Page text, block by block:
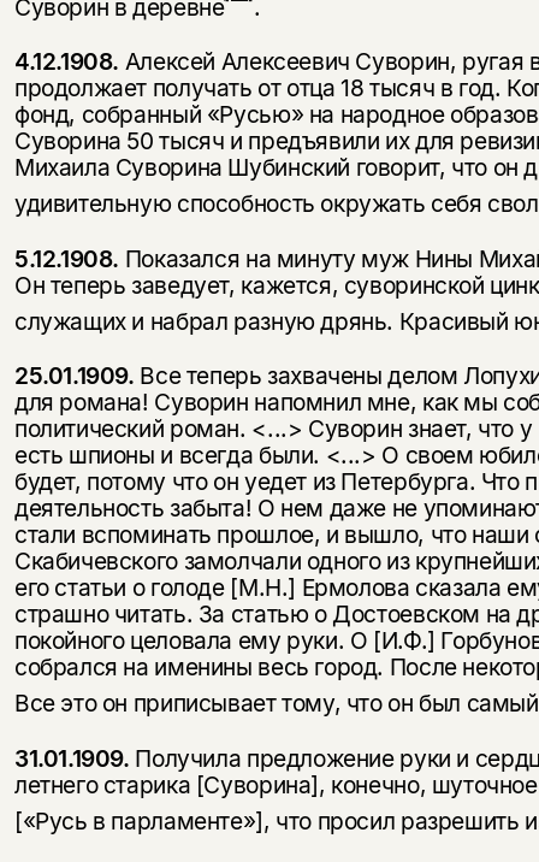
Суворин в деревне
.
4.12.1908. Алексей Алексеевич Суворин, ругая
продолжает получать от отца 18 тысяч в год.
фонд, собранный «Русью» на народное
Суворина 50 тысяч и предъявили их для
Михаила Суворина Шубинский говорит, что он
удивительную способность окружать себя
5.12.1908. Показался на минуту муж Нины
Он теперь заведует, кажется, суворинской
служащих и набрал разную дрянь. Красивый
25.01.1909. Все теперь захвачены делом
для романа! Суворин напомнил мне, как мы
политический роман. <...> Суворин знает, что
есть шпионы и всегда были. <...> О своем
будет, потому что он уедет из Петербурга. Что
деятельность забыта! О нем даже не
стали вспоминать прошлое, и вышло, что наши
Скабичевского замолчали одного из
его статьи о голоде [М.Н.] Ермолова сказала
страшно читать. За статью о Достоевском на
покойного целовала ему руки. О [И.Ф.]
собрался на именины весь город. После
Все это он приписывает тому, что он был
31.01.1909. Получила предложение руки и
летнего старика [Суворина], конечно,
[«Русь в парламенте»], что просил разрешить